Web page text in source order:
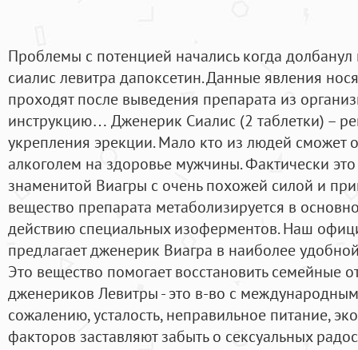
Проблемы с потенцией начались когда долбанул
сиалис левитра дапоксетин. Данные явления
проходят после выведения препарата из
инструкцию… Дженерик Сиалис (2 таблетки) –
укрепления эрекции. Мало кто из людей сможет
алкоголем на здоровье мужчины. Фактически
знаменитой Виагры с очень похожей силой и
вещество препарата метаболизируется в
действию специальных изоферментов. Наш
предлагает дженерик Виагра в наиболее
Это вещество помогает восстановить семейные
дженериков Левитры - это в-во с
сожалению, усталость, неправильное питание,
факторов заставляют забыть о сексуальных